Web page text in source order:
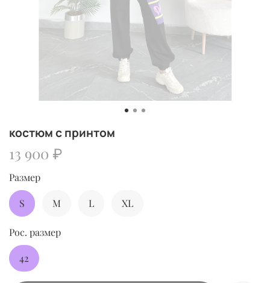
костюм с принтом
13 900 ₽
Размер
S M L XL
Рос. размер
42